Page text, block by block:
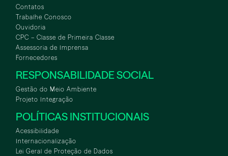
Contatos
Trabalhe Conosco
Ouvidoria
CPC – Classe de Primeira Classe
Assessoria de Imprensa
Fornecedores
RESPONSABILIDADE SOCIAL
Gestão do Meio Ambiente
Projeto Integração
POLÍTICAS INSTITUCIONAIS
Acessibilidade
Internacionalização
Lei Geral de Proteção de Dados